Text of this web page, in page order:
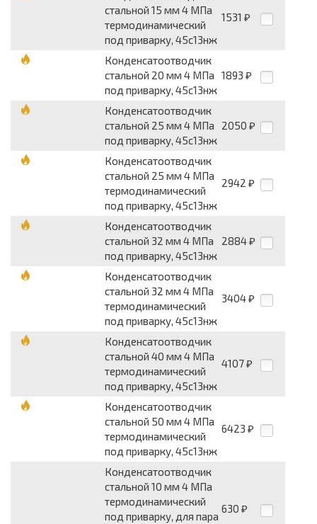
стальной 15 мм 4 МПа
термодинамический
под приварку, 45с13нж
1531 ₽
Конденсатоотводчик
стальной 20 мм 4 МПа
под приварку, 45с13нж
1893 ₽
Конденсатоотводчик
стальной 25 мм 4 МПа
под приварку, 45с13нж
2050 ₽
Конденсатоотводчик
стальной 25 мм 4 МПа
термодинамический
под приварку, 45с13нж
2942 ₽
Конденсатоотводчик
стальной 32 мм 4 МПа
под приварку, 45с13нж
2884 ₽
Конденсатоотводчик
стальной 32 мм 4 МПа
термодинамический
под приварку, 45с13нж
3404 ₽
Конденсатоотводчик
стальной 40 мм 4 МПа
термодинамический
под приварку, 45с13нж
4107 ₽
Конденсатоотводчик
стальной 50 мм 4 МПа
термодинамический
под приварку, 45с13нж
6423 ₽
Конденсатоотводчик
стальной 10 мм 4 МПа
термодинамический
под приварку, для пара
630 ₽